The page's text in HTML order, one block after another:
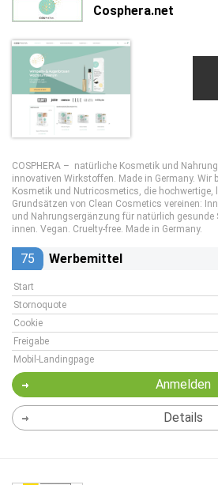
Cosphera.net
COSPHERA – natürliche Kosmetik und
innovativen Wirkstoffen. Made in Germany. Wir
Kosmetik und Nutricosmetics, die hochwertige,
Grundsätzen von Clean Cosmetics vereinen:
und Nahrungsergänzung für natürlich gesunde
innen. Vegan. Cruelty-free. Made in Germany.
75 Werbemittel
Start
Stornoquote
Cookie
Freigabe
Mobil-Landingpage
Anmelden
Details